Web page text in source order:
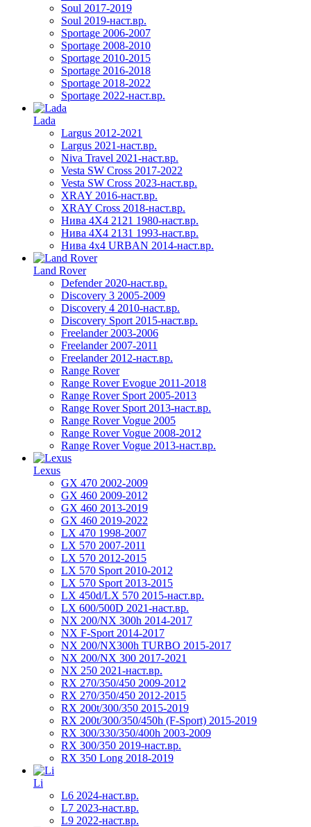
Soul 2017-2019
Soul 2019-наст.вр.
Sportage 2006-2007
Sportage 2008-2010
Sportage 2010-2015
Sportage 2016-2018
Sportage 2018-2022
Sportage 2022-наст.вр.
Lada
Largus 2012-2021
Largus 2021-наст.вр.
Niva Travel 2021-наст.вр.
Vesta SW Cross 2017-2022
Vesta SW Cross 2023-наст.вр.
XRAY 2016-наст.вр.
XRAY Cross 2018-наст.вр.
Нива 4X4 2121 1980-наст.вр.
Нива 4X4 2131 1993-наст.вр.
Нива 4х4 URBAN 2014-наст.вр.
Land Rover
Defender 2020-наст.вр.
Discovery 3 2005-2009
Discovery 4 2010-наст.вр.
Discovery Sport 2015-наст.вр.
Freelander 2003-2006
Freelander 2007-2011
Freelander 2012-наст.вр.
Range Rover
Range Rover Evogue 2011-2018
Range Rover Sport 2005-2013
Range Rover Sport 2013-наст.вр.
Range Rover Vogue 2005
Range Rover Vogue 2008-2012
Range Rover Vogue 2013-наст.вр.
Lexus
GX 470 2002-2009
GX 460 2009-2012
GX 460 2013-2019
GX 460 2019-2022
LX 470 1998-2007
LX 570 2007-2011
LX 570 2012-2015
LX 570 Sport 2010-2012
LX 570 Sport 2013-2015
LX 450d/LX 570 2015-наст.вр.
LX 600/500D 2021-наст.вр.
NX 200/NX 300h 2014-2017
NX F-Sport 2014-2017
NX 200/NX300h TURBO 2015-2017
NX 200/NX 300 2017-2021
NX 250 2021-наст.вр.
RX 270/350/450 2009-2012
RX 270/350/450 2012-2015
RX 200t/300/350 2015-2019
RX 200t/300/350/450h (F-Sport) 2015-2019
RX 300/330/350/400h 2003-2009
RX 300/350 2019-наст.вр.
RX 350 Long 2018-2019
Li
L6 2024-наст.вр.
L7 2023-наст.вр.
L9 2022-наст.вр.